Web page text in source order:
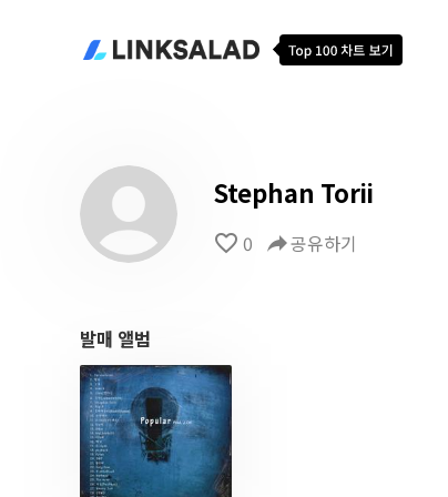
Stephan Torii
favorite_border 0 reply공유하기
발매 앨범